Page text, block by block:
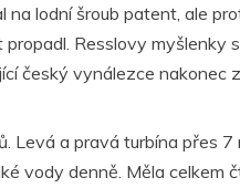
na lodní šroub patent, ale
Resslovy myšlenky
český vynálezce nakonec
Levá a pravá turbína přes
vody denně. Měla celkem